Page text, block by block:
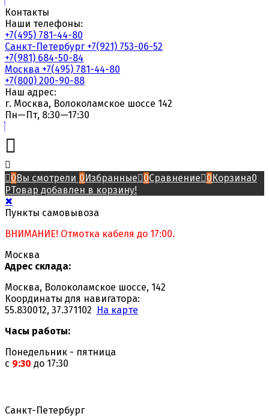
Контакты
Наши телефоны:
+7(495) 781-44-80
Санкт-Петербург +7(921) 753-06-52
+7(981) 684-50-84
Москва +7(495) 781-44-80
+7(800) 200-90-88
Наш адрес:
г. Москва, Волоколамское шоссе 142
Пн—Пт, 8:30—17:30
0Вы смотрели 0Избранные 0Сравнение 0Корзина0
РТовар добавлен в корзину!
✖
Пункты самовывоза
ВНИМАНИЕ! Отмотка кабеля до 17:00.
Москва
Адрес склада:
Москва, Волоколамское шоссе, 142
Координаты для навигатора:
55.830012, 37.371102 На карте
Часы работы:
Понедельник - пятница
с 9:30 до 17:30
Санкт-Петербург